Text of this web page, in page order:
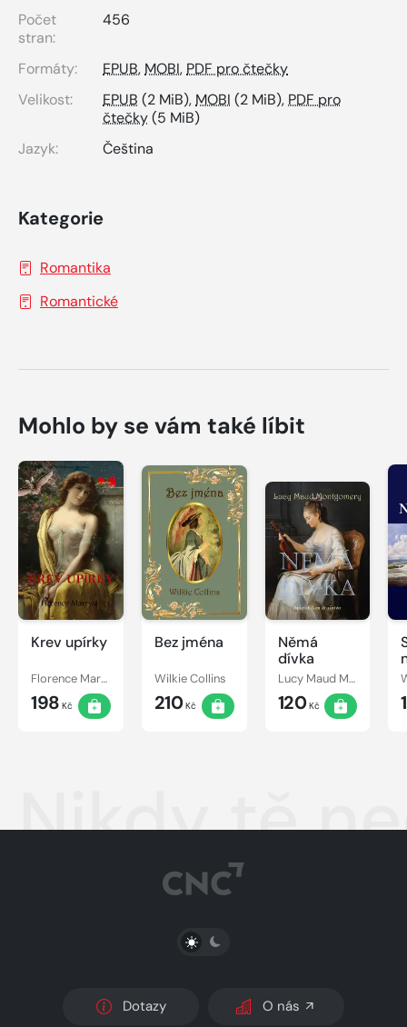
Počet
stran:
456
Formáty: EPUB,MOBI,PDF pro čtečky
Velikost:
EPUB (2 MiB),MOBI (2 MiB),PDF pro
čtečky(5 MiB)
Jazyk:
Čeština
Kategorie
Romantika
Romantické
Mohlo by se vám také líbit
Krev upírky
Florence Marryat
198 Kč
Bez jména
Wilkie Collins
210Kč
Němá
dívka
Lucy Maud Montgomery
120Kč
Nikdy tě
PŘEPNOUT SVĚTLÝ/TMAVÝ REŽIM
Dotazy O nás